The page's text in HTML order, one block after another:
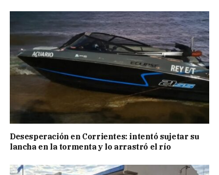
Desesperación en Corrientes: intentó sujetar su
lancha en la tormenta y lo arrastró el río